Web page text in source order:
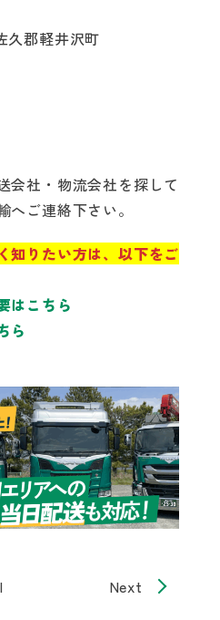
久郡軽井沢町
会社・物流会社を探して
ご連絡下さい。
知りたい方は、以下をご
はこちら
ら
Next